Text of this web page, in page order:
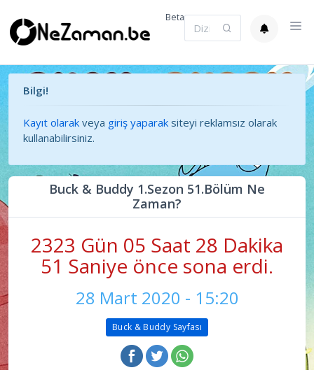
Beta
Bilgi!
Kayıt olarak veya giriş yaparak siteyi reklamsız olarak
kullanabilirsiniz.
Buck & Buddy 1.Sezon 51.Bölüm Ne
Zaman?
2323 Gün 05 Saat 28 Dakika
52 Saniye önce sona erdi.
28 Mart 2020 - 15:20
Buck & Buddy Sayfası